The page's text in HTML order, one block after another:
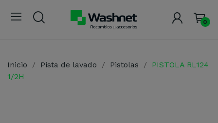
0
Inicio Pista de lavado Pistolas
PISTOLA RL124
1/2H